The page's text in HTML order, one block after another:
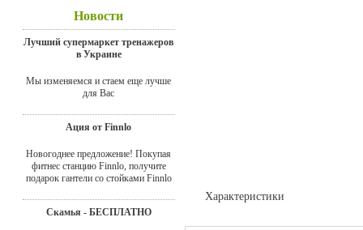
Новости
Лучший супермаркет тренажеров
в Украине
Мы изменяемся и стаем еще лучше
для Вас
Ация от Finnlo
Новогоднее предложение! Покупая
фитнес станцию Finnlo, получите
подарок гантели со стойками Finnlo
Скамья - БЕСПЛАТНО
Характеристики